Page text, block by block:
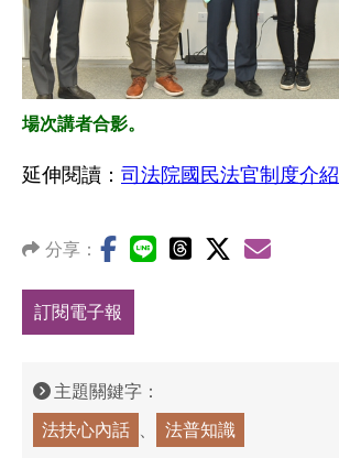
場次講者合影。
延伸閱讀： 司法院國民法官制度介紹
分享：
訂閱電子報
主題關鍵字：
法扶心內話
法普知識